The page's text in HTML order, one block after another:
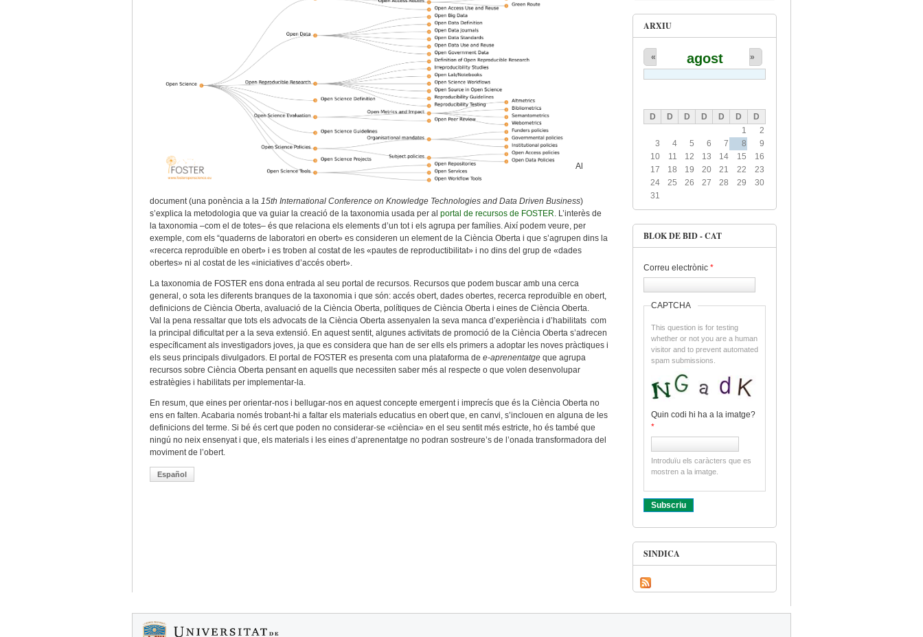
Al
document (una ponència a la 15th International Conference on Knowledge Technologies and Data Driven Business)
s’explica la metodologia que va guiar la creació de la taxonomia usada per al portal de recursos de FOSTER. L’interès de
la taxonomia –com el de totes– és que relaciona els elements d’un tot i els agrupa per famílies. Així podem veure, per
exemple, com els “quaderns de laboratori en obert» es consideren un element de la Ciència Oberta i que s’agrupen dins la
«recerca reproduïble en obert» i es troben al costat de les «pautes de reproductibilitat» i no dins del grup de «dades
obertes» ni al costat de les «iniciatives d’accés obert».
La taxonomia de FOSTER ens dona entrada al seu portal de recursos. Recursos que podem buscar amb una cerca
general, o sota les diferents branques de la taxonomia i que són: accés obert, dades obertes, recerca reproduïble en obert,
definicions de Ciència Oberta, avaluació de la Ciència Oberta, polítiques de Ciència Oberta i eines de Ciència Oberta.
Val la pena ressaltar que tots els advocats de la Ciència Oberta assenyalen la seva manca d’experiència i d’habilitats com
la principal dificultat per a la seva extensió. En aquest sentit, algunes activitats de promoció de la Ciència Oberta s’adrecen
específicament als investigadors joves, ja que es considera que han de ser ells els primers a adoptar les noves pràctiques i
els seus principals divulgadors. El portal de FOSTER es presenta com una plataforma de e-aprenentatge que agrupa
recursos sobre Ciència Oberta pensant en aquells que necessiten saber més al respecte o que volen desenvolupar
estratègies i habilitats per implementar-la.
En resum, que eines per orientar-nos i bellugar-nos en aquest concepte emergent i imprecís que és la Ciència Oberta no
ens en falten. Acabaria només trobant-hi a faltar els materials educatius en obert que, en canvi, s’inclouen en alguna de les
definicions del terme. Si bé és cert que poden no considerar-se «ciència» en el seu sentit més estricte, ho és també que
ningú no neix ensenyat i que, els materials i les eines d’aprenentatge no podran sostreure’s de l’onada transformadora del
moviment de l’obert.
Español
ARXIU
agost
« »
D D D D D D
D
1
2
3
4 5 6 7 8
9
10
11 12 13 14 15
16
17
18 19 20 21 22
23
24
25 26 27 28 29
30
31
BLOK DE BID - CAT
Correu electrònic *
CAPTCHA
This question is for testing
whether or not you are a human
visitor and to prevent automated
spam submissions.
Quin codi hi ha a la imatge?
*
Introduïu els caràcters que es
mostren a la imatge.
SINDICA